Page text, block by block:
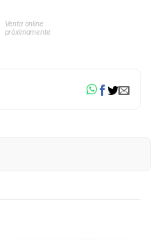
Venta online
próximamente